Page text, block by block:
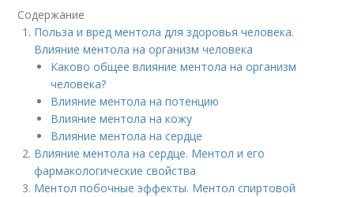
Содержание
Польза и вред ментола для здоровья человека.
Влияние ментола на организм человека
Каково общее влияние ментола на организм
человека?
Влияние ментола на потенцию
Влияние ментола на кожу
Влияние ментола на сердце
Влияние ментола на сердце. Ментол и его
фармакологические свойства
Ментол побочные эффекты. Ментол спиртовой